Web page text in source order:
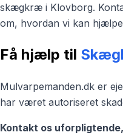
skægkræ i Klovborg.
om, hvordan vi kan
Få hjælp til
Mulvarpemanden.dk er
har været autoriseret
Kontakt os